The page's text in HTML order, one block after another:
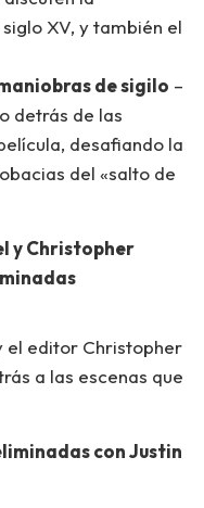
XV, y también el
de sigilo –
detrás de las
desafiando la
del «salto de
y Christopher
el editor Christopher
a las escenas que
con Justin